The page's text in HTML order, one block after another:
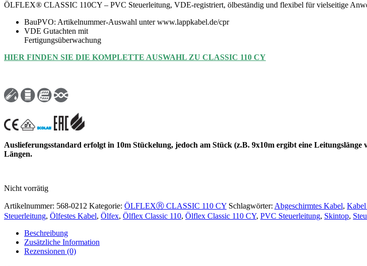
ÖLFLEX® CLASSIC 110CY – PVC Steuerleitung, VDE-registriert, ölbeständig und flexibel für vielseitige
BauPVO: Artikelnummer-Auswahl unter www.lappkabel.de/cpr
VDE Gutachten mit
Fertigungsüberwachung
HIER FINDEN SIE DIE KOMPLETTE AUSWAHL ZU CLASSIC 110 CY
Auslieferungsstandard erfolgt in 10m Stückelung, jedoch am Stück (z.B. 9x10m ergibt eine
Längen.
Nicht vorrätig
Artikelnummer: 568-0212 Kategorie: ÖLFLEXⓇ CLASSIC 110 CY Schlagwörter: Abgeschirmtes Kabel,
Steuerleitung, Ölfestes Kabel, Ölfex, Ölflex Classic 110, Ölflex Classic 110 CY, PVC Steuerleitung, Skintop,
Beschreibung
Zusätzliche Information
Rezensionen (0)